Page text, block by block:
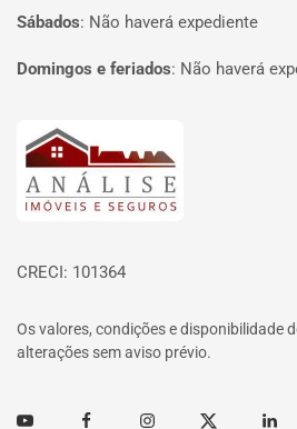
Sábados: Não haverá expediente
Domingos e feriados: Não haverá
Página inicial
CRECI: 101364
Os valores, condições e disponibilidade
alterações sem aviso prévio.
Youtube FacebookInstagramTwitter